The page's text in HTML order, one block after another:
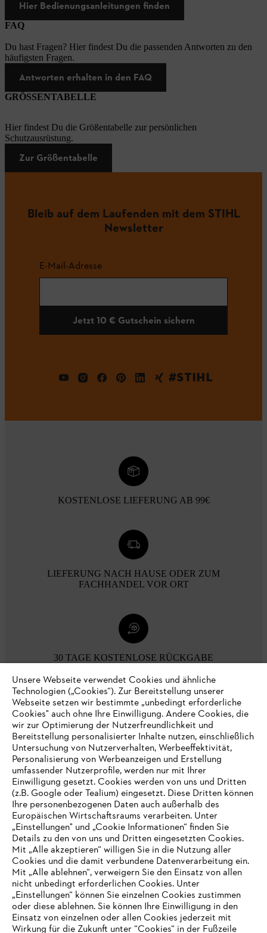
Hier Bedienungsanleitungen finden
FAQ
Du hast Fragen? Hier findest Du die passenden Antworten zu den
häufigsten Fragen.
Antworten erhalten in den FAQ
GRÖSSENTABELLE
Hier findest Du die Größentabelle zur persönlichen
Schutzausrüstung.
Zur Größentabelle
Bleib auf dem Laufenden mit dem STIHL
Newsletter
E-Mail-Adresse
Jetzt 10 € Gutschein sichern
#STIHL
KOSTENLOSE LIEFERUNG AB 99€
LIEFERUNG NACH HAUSE ODER ZUM
FACHHANDEL VOR ORT
30 TAGE KOSTENLOSE RÜCKGABE
Zahlungsmöglichkeiten
Unternehmen
Online Shop
Service
IHR BROWSER WIRD NICHT
UNTERSTÜTZT
Unsere Webseite verwendet Cookies und ähnliche
Technologien („Cookies“). Zur Bereitstellung unserer
Webseite setzen wir bestimmte „unbedingt erforderliche
Cookies" auch ohne Ihre Einwilligung. Andere Cookies, die
wir zur Optimierung der Nutzerfreundlichkeit und
Bereitstellung personalisierter Inhalte nutzen, einschließlich
Untersuchung von Nutzerverhalten, Werbeeffektivität,
Personalisierung von Werbeanzeigen und Erstellung
umfassender Nutzerprofile, werden nur mit Ihrer
Einwilligung gesetzt. Cookies werden von uns und Dritten
(z.B. Google oder Tealium) eingesetzt. Diese Dritten können
Ihre personenbezogenen Daten auch außerhalb des
Europäischen Wirtschaftsraums verarbeiten. Unter
„Einstellungen" und „Cookie Informationen“ finden Sie
Details zu den von uns und Dritten eingesetzten Cookies.
Mit „Alle akzeptieren“ willigen Sie in die Nutzung aller
Cookies und die damit verbundene Datenverarbeitung ein.
Mit „Alle ablehnen“, verweigern Sie den Einsatz von allen
nicht unbedingt erforderlichen Cookies. Unter
„Einstellungen“ können Sie einzelnen Cookies zustimmen
oder diese ablehnen. Sie können Ihre Einwilligung in den
Einsatz von einzelnen oder allen Cookies jederzeit mit
Wirkung für die Zukunft unter “Cookies“ in der Fußzeile